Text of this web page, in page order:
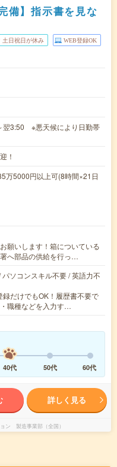
備】指示書を見な
土日祝日が休み WEB登録OK
翌3:50 ※悪天候により日勤帯
！
5000円以上可(8時間×21日
願いします！箱についている
へ部品の供給を行っ…
ソコンスキル不要 / 英語力不
だけでもOK！履歴書不要で
職種などを入力す…
40代 50代 60代
詳しく見る
ン 製造事業部（全国）